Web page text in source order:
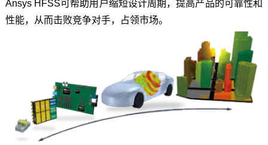
Ansys HFSS可帮助用户缩短设计周期，提高产品的可靠性和
性能，从而击败竞争对手，占领市场。